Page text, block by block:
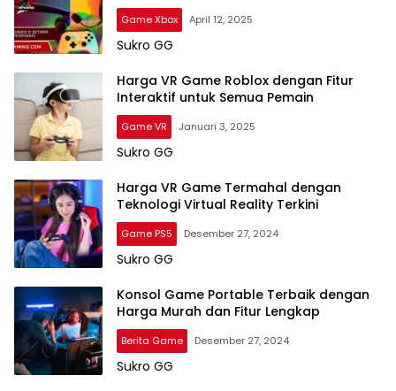
Game Xbox April 12, 2025
Sukro GG
Harga VR Game Roblox dengan Fitur
Interaktif untuk Semua Pemain
Game VR Januari 3, 2025
Sukro GG
Harga VR Game Termahal dengan
Teknologi Virtual Reality Terkini
Game PS5 Desember 27, 2024
Sukro GG
Konsol Game Portable Terbaik dengan
Harga Murah dan Fitur Lengkap
Berita Game Desember 27, 2024
Sukro GG